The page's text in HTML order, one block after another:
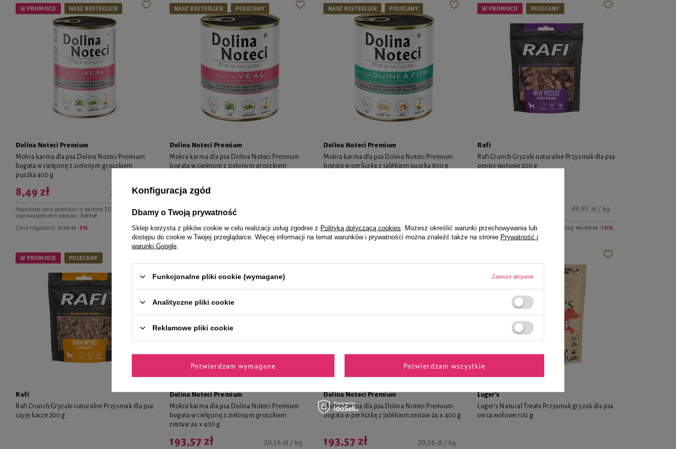
W PROMOCJI NASZ BESTSELLER
Dolina Noteci Premium
Mokra karma dla psa Dolina Noteci Premium
bogata w cielęcinę z zielonym groszkiem
puszka 400 g
Cena regularna: 9,26 zł -8%
8,49 zł
Najniższa cena produktu w okresie 30 dni przed
wprowadzeniem obniżki: 7,87 zł
21,23 zł / kg
NASZ BESTSELLER POLECANY
Dolina Noteci Premium
Mokra karma dla psa Dolina Noteci Premium
bogata w cielęcinę z zielonym groszkiem
12,35 zł 15,44 zł / kg
NASZ BESTSELLER POLECANY
Dolina Noteci Premium
Mokra karma dla psa Dolina Noteci Premium
bogata w perliczkę z jabłkiem puszka 800 g
12,35 zł 15,44 zł / kg
W PROMOCJI POLECANY
Rafi
Rafi Crunch Gryzaki naturalne Przysmak dla psa
penisy wołowe 200 g
Najniższa cena z 30 dni przed obniżką 45,50 zł -78%
49,95 zł / kg
W PROMOCJI POLECANY
Rafi
Rafi Crunch Gryzaki naturalne Przysmak dla psa
szyje kacze 200 g
Dolina Noteci Premium
Mokra karma dla psa Dolina Noteci Premium
bogata w cielęcinę z zielonym groszkiem
zestaw 24 x 400 g
193,57 zł 20,16 zł / kg
Dolina Noteci Premium
Mokra karma dla psa Dolina Noteci Premium
bogata w perliczkę z jabłkiem zestaw 24 x 400 g
193,57 zł 20,16 zł / kg
Luger's
Luger's Natural Treats Przysmak gryzak dla psa
serca wołowe 100 g
Konfiguracja zgód
Dbamy o Twoją prywatność
Sklep korzysta z plików cookie w celu realizacji usług zgodnie z Polityką dotyczącą cookies . Możesz określić warunki przechowywania lub
dostępu do cookie w Twojej przeglądarce. Więcej informacji na temat warunków i prywatności można znaleźć także na stronie Prywatność i
warunki Google
Funkcjonalne pliki cookie (wymagane) Zawsze aktywne
Analityczne pliki cookie
Reklamowe pliki cookie
Potwierdzam wymagane Potwierdzam wszystkie